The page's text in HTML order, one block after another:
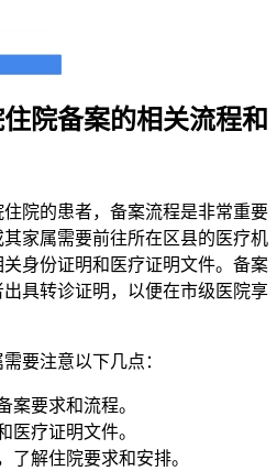
院备案的相关流程和
院的患者，备案流程是非常重要
家属需要前往所在区县的医疗机
身份证明和医疗证明文件。备案
具转诊证明，以便在市级医院享
要注意以下几点：
案要求和流程。
医疗证明文件。
了解住院要求和安排。